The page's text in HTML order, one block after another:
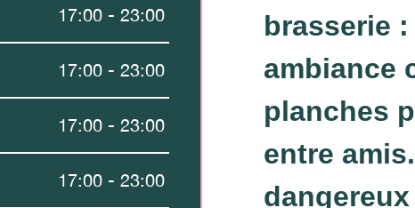
17:00 - 23:00
17:00 - 23:00
17:00 - 23:00
17:00 - 23:00
brasserie
ambiance
planches
entre